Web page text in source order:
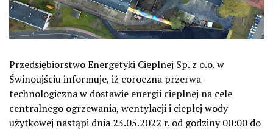
Przedsiębiorstwo Energetyki Cieplnej Sp. z o.o. w
Świnoujściu informuje, iż coroczna przerwa
technologiczna w dostawie energii cieplnej na cele
centralnego ogrzewania, wentylacji i ciepłej wody
użytkowej nastąpi dnia 23.05.2022 r. od godziny 00:00 do